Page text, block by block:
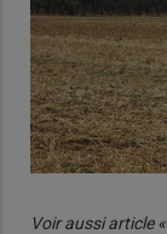
Voir aussi article «